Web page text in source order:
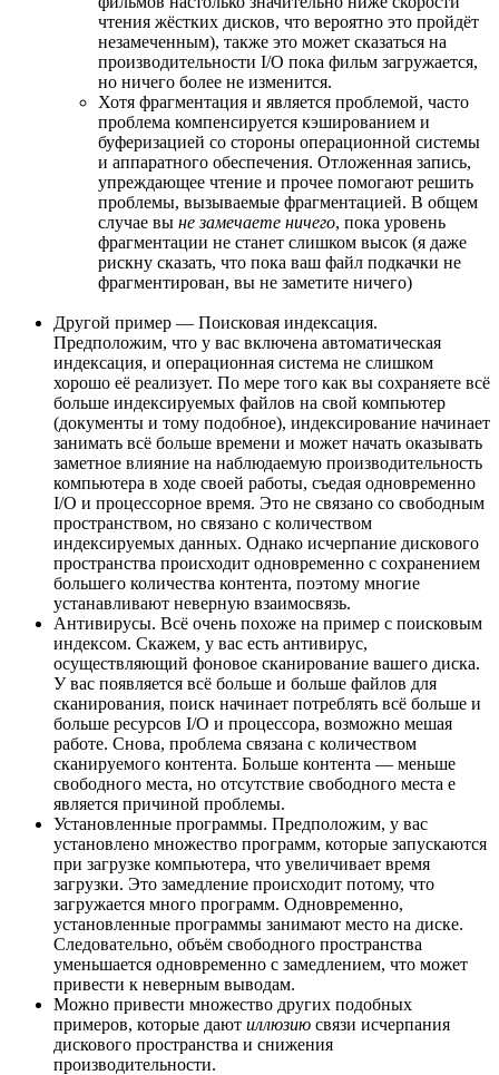
чтения жёстких дисков, что вероятно это пройдёт
незамеченным), также это может сказаться на
производительности I/O пока фильм загружается,
но ничего более не изменится.
Хотя фрагментация и является проблемой, часто
проблема компенсируется кэшированием и
буферизацией со стороны операционной системы
и аппаратного обеспечения. Отложенная запись,
упреждающее чтение и прочее помогают решить
проблемы, вызываемые фрагментацией. В общем
случае вы не замечаете ничего, пока уровень
фрагментации не станет слишком высок (я даже
рискну сказать, что пока ваш файл подкачки не
фрагментирован, вы не заметите ничего)
Другой пример — Поисковая индексация.
Предположим, что у вас включена автоматическая
индексация, и операционная система не слишком
хорошо её реализует. По мере того как вы сохраняете всё
больше индексируемых файлов на свой компьютер
(документы и тому подобное), индексирование начинает
занимать всё больше времени и может начать оказывать
заметное влияние на наблюдаемую производительность
компьютера в ходе своей работы, съедая одновременно
I/O и процессорное время. Это не связано со свободным
пространством, но связано с количеством
индексируемых данных. Однако исчерпание дискового
пространства происходит одновременно с сохранением
большего количества контента, поэтому многие
устанавливают неверную взаимосвязь.
Антивирусы. Всё очень похоже на пример с поисковым
индексом. Скажем, у вас есть антивирус,
осуществляющий фоновое сканирование вашего диска.
У вас появляется всё больше и больше файлов для
сканирования, поиск начинает потреблять всё больше и
больше ресурсов I/O и процессора, возможно мешая
работе. Снова, проблема связана с количеством
сканируемого контента. Больше контента — меньше
свободного места, но отсутствие свободного места е
является причиной проблемы.
Установленные программы. Предположим, у вас
установлено множество программ, которые запускаются
при загрузке компьютера, что увеличивает время
загрузки. Это замедление происходит потому, что
загружается много программ. Одновременно,
установленные программы занимают место на диске.
Следовательно, объём свободного пространства
уменьшается одновременно с замедлением, что может
привести к неверным выводам.
Можно привести множество других подобных
примеров, которые дают иллюзию связи исчерпания
дискового пространства и снижения
производительности.